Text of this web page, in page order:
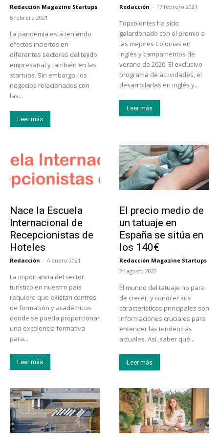
Redacción Magazine Startups
-
5 febrero 2021
La pandemia está teniendo
efectos inciertos en
diferentes sectores del tejido
empresarial y también en las
startups. Sin embargo, los
negocios relacionados con
las...
Leer más
Redacción - 17 febrero 2021
Topcolonies ha sido
galardonado con el premio a
las mejores Colonias en
inglés y campamentos de
verano de 2020. El exclusivo
programa de actividades, el
desarrollarlas en inglés y...
Leer más
Nace la Escuela
Internacional de
Recepcionistas de
Hoteles
Redacción - 4 enero 2021
La importancia del sector
turístico en nuestro país
requiere que existan centros
de formación y académicos
donde se pueda proporcionar
una excelencia formativa
para...
Leer más
El precio medio de
un tatuaje en
España se sitúa en
los 140€
Redacción Magazine Startups
-
26 agosto 2022
El mundo del tatuaje no para
de crecer, y conocer sus
características principales son
informaciones cruciales para
entender las tendencias
actuales. Así, saber qué...
Leer más